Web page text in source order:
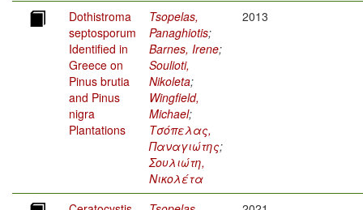
Dothistroma
septosporum
Identified in
Greece on
Pinus brutia
and Pinus
nigra
Plantations
Tsopelas,
Panaghiotis;
Barnes, Irene;
Soulioti,
Nikoleta;
Wingfield,
Michael;
Τσόπελας,
Παναγιώτης;
Σουλιώτη,
Νικολέτα
2013